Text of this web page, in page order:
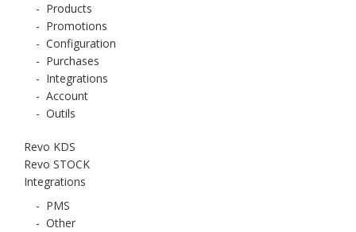
- Products
- Promotions
- Configuration
- Purchases
- Integrations
- Account
- Outils
Revo KDS
Revo STOCK
Integrations
- PMS
- Other